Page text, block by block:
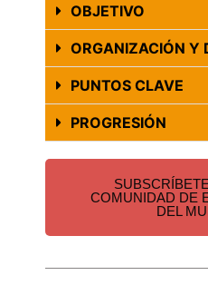
OBJETIVO
ORGANIZACIÓN Y
PUNTOS CLAVE
PROGRESIÓN
COMUNIDAD DE
DEL